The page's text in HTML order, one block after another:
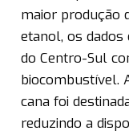
maior produção
etanol, os dados
do Centro-Sul
biocombustível.
cana foi
reduzindo a